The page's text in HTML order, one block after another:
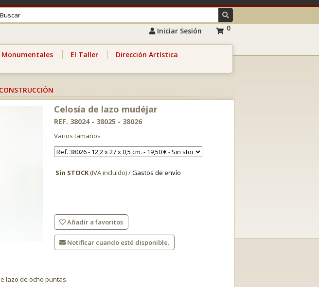
Iniciar Sesión 0
Monumentales El Taller Dirección Artística
Celosía de lazo mudéjar
REF. 38024 - 38025 - 38026
Varios tamaños
Sin STOCK(IVA incluido) /Gastos de envío
Añadir a favoritos
Notificar cuando esté disponible.
lazo de ocho puntas.